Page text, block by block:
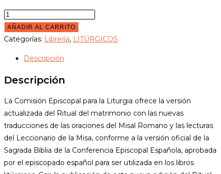
original
era:
Ritual
del
matrimonio
AÑADIR AL CARRITO
Categorías: Librería, LITÚRGICOS
Descripción
Descripción
La Comisión Episcopal para la Liturgia ofrece la versión
actualizada del Ritual del matrimonio con las nuevas
traducciones de las oraciones del Misal Romano y las lecturas
del Leccionario de la Misa, conforme a la versión oficial de la
Sagrada Biblia de la Conferencia Episcopal Española, aprobada
por el episcopado español para ser utilizada en los libros